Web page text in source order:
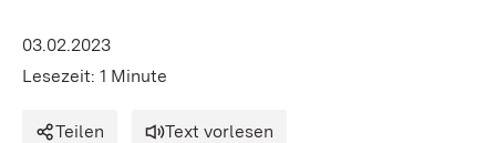
03.02.2023
Lesezeit: 1 Minute
Teilen Text vorlesen